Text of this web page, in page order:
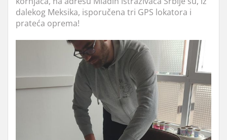
dalekog Meksika, isporučena tri GPS lokatora i
prateća oprema!